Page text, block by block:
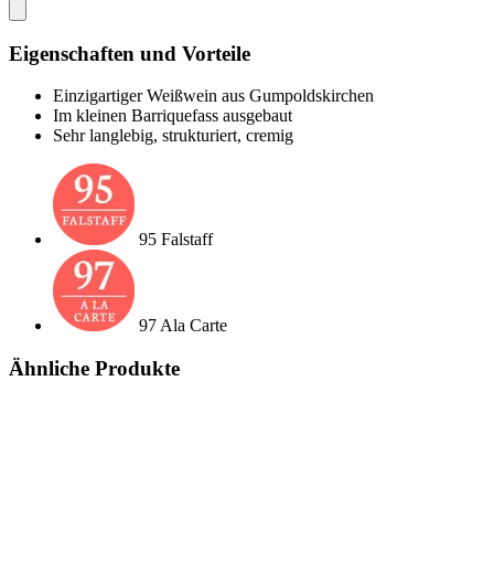
Eigenschaften und Vorteile
Einzigartiger Weißwein aus Gumpoldskirchen
Im kleinen Barriquefass ausgebaut
Sehr langlebig, strukturiert, cremig
95 Falstaff
97 Ala Carte
Ähnliche Produkte